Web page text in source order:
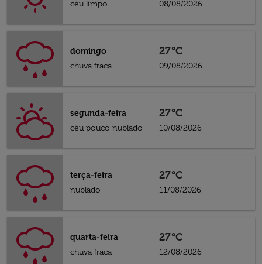
céu limpo
08/08/2026
domingo
chuva fraca
27°C
09/08/2026
segunda-feira
céu pouco nublado
27°C
10/08/2026
terça-feira
nublado
27°C
11/08/2026
quarta-feira
chuva fraca
27°C
12/08/2026